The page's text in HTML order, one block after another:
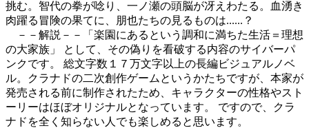
挑む。智代の拳が唸り、一ノ瀬の頭脳が冴えわたる。血湧き
肉躍る冒険の果てに、朋也たちの見るものは......？
－－解説－－「楽園にあるという調和に満ちた生活＝理想
の大家族」 として、その偽りを看破する内容のサイバーパ
ンクです。 総文字数１７万文字以上の長編ビジュアルノベ
ル。クラナドの二次創作ゲームというかたちですが、本家が
発売される前に制作されたため、キャラクターの性格やスト
ーリーはほぼオリジナルとなっています。 ですので、クラ
ナドを全く知らない人でも楽しめると思います。